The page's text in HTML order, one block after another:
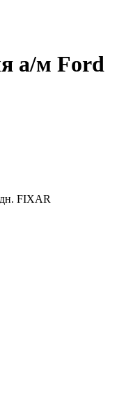
а/м Ford